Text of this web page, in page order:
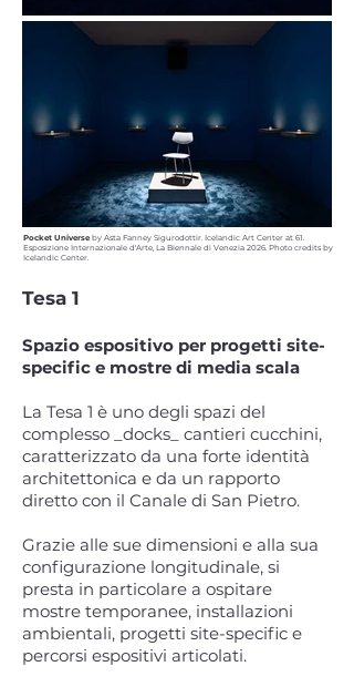
Pocket Universe by Asta Fanney Sigurodottir. Icelandic Art Center at 61.
Esposizione Internazionale d'Arte, La Biennale di Venezia 2026. Photo credits by
Icelandic Center.
Tesa 1
Spazio espositivo per progetti site-
specific e mostre di media scala
La Tesa 1 è uno degli spazi del
complesso _docks_ cantieri cucchini,
caratterizzato da una forte identità
architettonica e da un rapporto
diretto con il Canale di San Pietro.
Grazie alle sue dimensioni e alla sua
configurazione longitudinale, si
presta in particolare a ospitare
mostre temporanee, installazioni
ambientali, progetti site-specific e
percorsi espositivi articolati.